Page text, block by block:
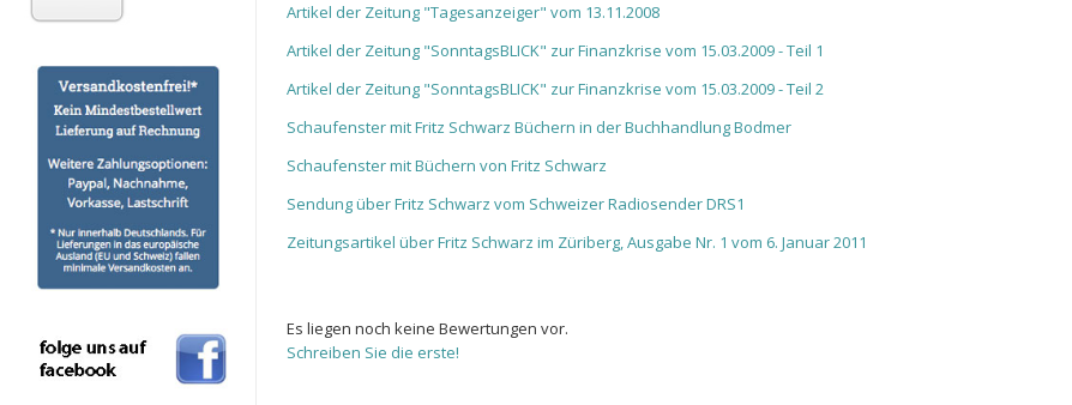
Artikel der Zeitung "Tagesanzeiger" vom 13.11.2008
Artikel der Zeitung "SonntagsBLICK" zur Finanzkrise vom 15.03.2009 - Teil 1
Artikel der Zeitung "SonntagsBLICK" zur Finanzkrise vom 15.03.2009 - Teil 2
Schaufenster mit Fritz Schwarz Büchern in der Buchhandlung Bodmer
Schaufenster mit Büchern von Fritz Schwarz
Sendung über Fritz Schwarz vom Schweizer Radiosender DRS1
Zeitungsartikel über Fritz Schwarz im Züriberg, Ausgabe Nr. 1 vom 6. Januar 2011
Es liegen noch keine Bewertungen vor.
Schreiben Sie die erste!